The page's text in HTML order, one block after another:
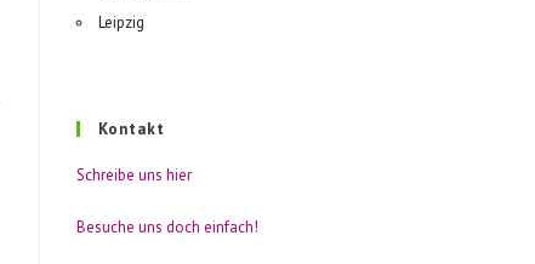
Leipzig
Kontakt
Schreibe uns hier
Besuche uns doch einfach!